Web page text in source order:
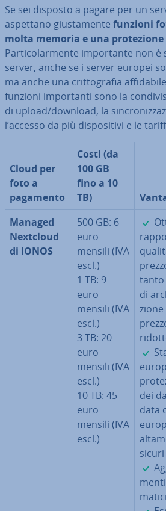
Se sei disposto a pagare per un
aspettano giu­sta­men­te funzioni
molta memoria e una
Par­ti­co­lar­men­te im­por­tan­te non è
server, anche se i server europei
ma anche una crit­to­gra­fia
funzioni im­por­tan­ti sono la
di upload/download, la
l’accesso da più di­spo­si­ti­vi e le
Cloud per
foto a
pagamento
Costi (da
100 GB
fino a 10
TB)
Managed
Nextcloud
di IONOS
500 GB: 6
euro
mensili (IVA
escl.)
1 TB: 9
euro
mensili (IVA
escl.)
3 TB: 20
euro
mensili (IVA
escl.)
10 TB: 45
euro
mensili (IVA
escl.)
✓
tanto
di
zio­ne
✓
dei
data
sicuri
✓
ma­ti­ci